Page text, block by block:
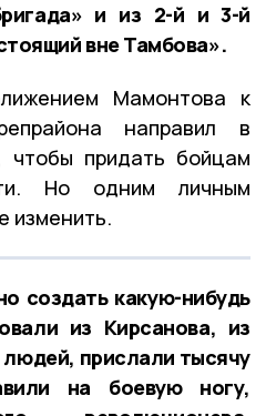
и из 2-й и 3-й
вне Тамбова».
Мамонтова к
направил в
чтобы придать бойцам
Но одним личным
изменить.
создать какую-нибудь
из Кирсанова, из
прислали тысячу
на боевую ногу,